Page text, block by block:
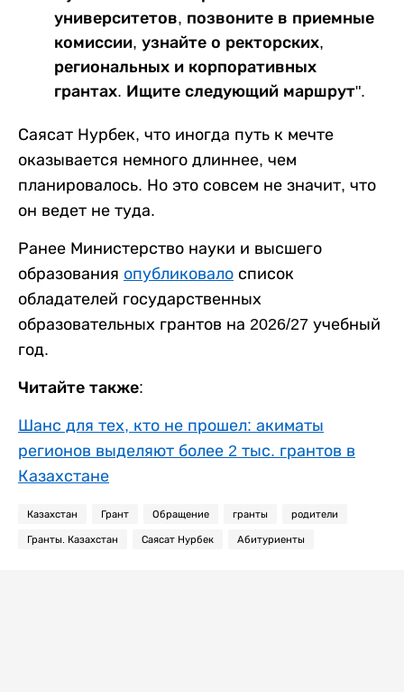
университетов, позвоните в приемные
комиссии, узнайте о ректорских,
региональных и корпоративных
грантах. Ищите следующий маршрут".
Саясат Нурбек, что иногда путь к мечте
оказывается немного длиннее, чем
планировалось. Но это совсем не значит, что
он ведет не туда.
Ранее Министерство науки и высшего
образования опубликовало список
обладателей государственных
образовательных грантов на 2026/27 учебный
год.
Читайте также:
Шанс для тех, кто не прошел: акиматы
регионов выделяют более 2 тыс. грантов в
Казахстане
Казахстан Грант Обращение гранты родители
Гранты. Казахстан Саясат Нурбек Абитуриенты